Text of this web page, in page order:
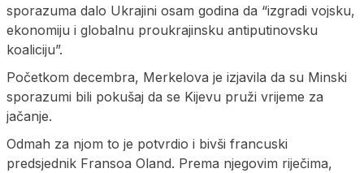
sporazuma dalo Ukrajini osam godina da “izgradi vojsku,
ekonomiju i globalnu proukrajinsku antiputinovsku
koaliciju”.
Početkom decembra, Merkelova je izjavila da su Minski
sporazumi bili pokušaj da se Kijevu pruži vrijeme za
jačanje.
Odmah za njom to je potvrdio i bivši francuski
predsjednik Fransoa Oland. Prema njegovim riječima,